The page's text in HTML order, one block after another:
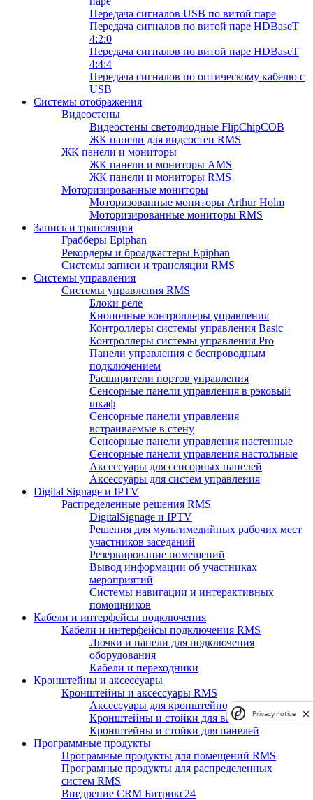
Передача сигналов USB по витой паре
Передача сигналов по витой паре HDBaseT
4:2:0
Передача сигналов по витой паре HDBaseT
4:4:4
Передача сигналов по оптическому кабелю с
USB
Системы отображения
Видеостены
Видеостены светодиодные FlipChipCOB
ЖК панели для видеостен RMS
ЖК панели и мониторы
ЖК панели и мониторы AMS
ЖК панели и мониторы RMS
Моторизированные мониторы
Моторизованные мониторы Arthur Holm
Моторизированные мониторы RMS
Запись и трансляция
Грабберы Epiphan
Рекордеры и броадкастеры Epiphan
Системы записи и трансляции RMS
Системы управления
Системы управления RMS
Блоки реле
Кнопочные контроллеры управления
Контроллеры системы управления Basic
Контроллеры системы управления Pro
Панели управления с беспроводным
подключением
Расширители портов управления
Сенсорные панели управления в рэковый
шкаф
Сенсорные панели управления
встраиваемые в стену
Сенсорные панели управления настенные
Сенсорные панели управления настольные
Аксессуары для сенсорных панелей
Аксессуары для систем управления
Digital Signage и IPTV
Распределенные решения RMS
DigitalSignage и IPTV
Решения для мультимедийных рабочих мест
участников заседаний
Резервирование помещений
Вывод информации об участниках
мероприятий
Системы навигации и интерактивных
помощников
Кабели и интерфейсы подключения
Кабели и интерфейсы подключения RMS
Лючки и панели для подключения
оборудования
Кабели и переходники
Кронштейны и аксессуары
Кронштейны и аксессуары RMS
Аксессуары для кронштейнов и стоек
Кронштейны и стойки для видеостен
Кронштейны и стойки для панелей
Программные продукты
Програмные продукты для помещений RMS
Програмные продукты для распределенных
систем RMS
Внедрение CRM Битрикс24
Privacy notice